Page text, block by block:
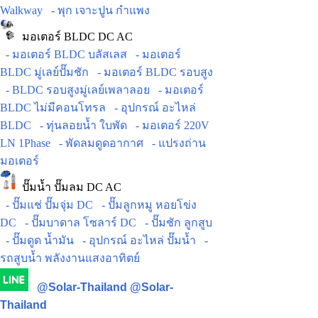
Walkway
- พุก เจาะปูน กำแพง
มอเตอร์ BLDC DC AC
- มอเตอร์ BLDC บลัสเลส
- มอเตอร์
BLDC มู่เลย์ปั๊มชัก
- มอเตอร์ BLDC รอบสูง
- BLDC รอบสูงมู่เลย์เพลาลอย
- มอเตอร์
BLDC ไม่มีคอนโทรล
- อุปกรณ์ อะไหล่
BLDC
- ทุ่นลอยน้ำ ใบพัด
- มอเตอร์ 220V
LN 1Phase
- พัดลมดูดอากาศ
- แปรงถ่าน
มอเตอร์
ปั๊มน้ำ ปั๊มลม DC AC
- ปั๊มแช่ ปั๊มจุ่ม DC
- ปั๊มลูกหมู หอยโข่ง
DC
- ปั๊มบาดาล โซลาร์ DC
- ปั๊มชัก ลูกสูบ
- ปั๊มดูด น้ำมัน
- อุปกรณ์ อะไหล่ ปั๊มน้ำ
-
รถสูบน้ำ พลังงานแสงอาทิตย์
@Solar-Thailand @Solar-
Thailand